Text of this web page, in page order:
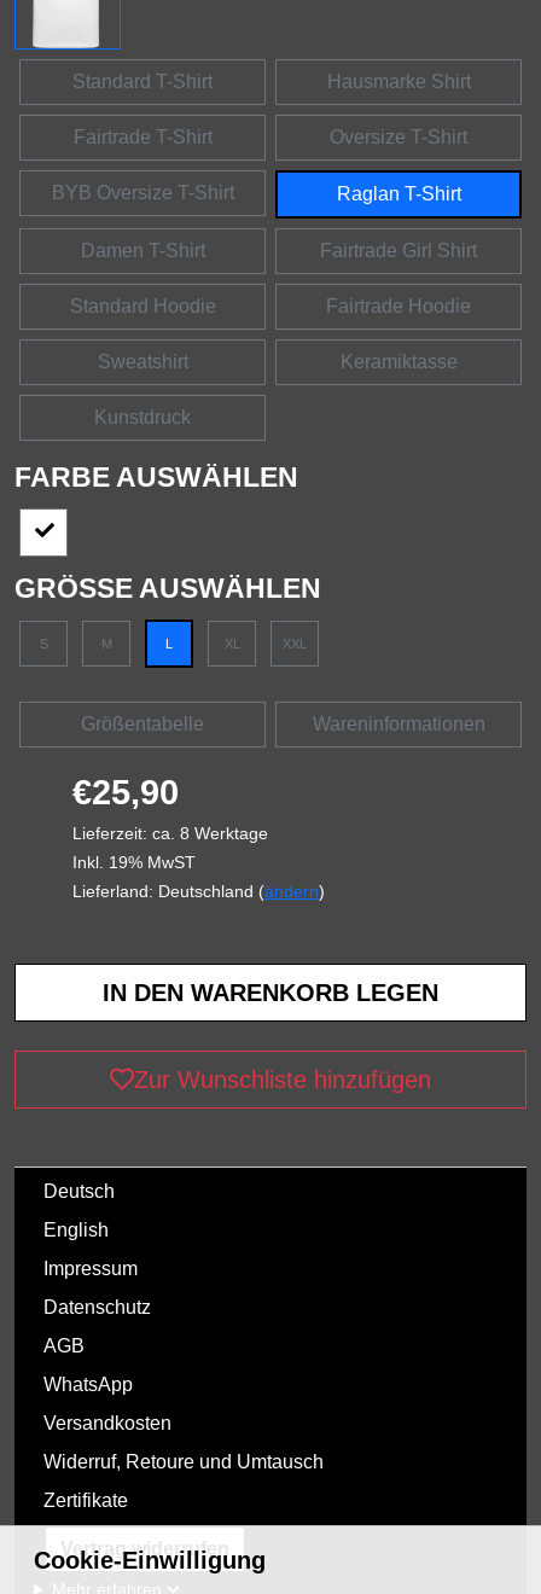
Standard T-Shirt Hausmarke Shirt
Fairtrade T-Shirt Oversize T-Shirt
BYB Oversize T-Shirt Raglan T-Shirt
Damen T-Shirt Fairtrade Girl Shirt
Standard Hoodie Fairtrade Hoodie
Sweatshirt Keramiktasse
Kunstdruck
FARBE AUSWÄHLEN
GRÖSSE AUSWÄHLEN
S M L XL XXL
Größentabelle Wareninformationen
€25,90
Lieferzeit: ca. 8 Werktage
Inkl. 19% MwST
Lieferland: Deutschland (ändern)
Zur Wunschliste hinzufügen
Deutsch
English
Impressum
Datenschutz
AGB
WhatsApp
Versandkosten
Widerruf, Retoure und Umtausch
Zertifikate
Vertrag widerrufen
Cookie-Einwilligung
Mehr erfahren